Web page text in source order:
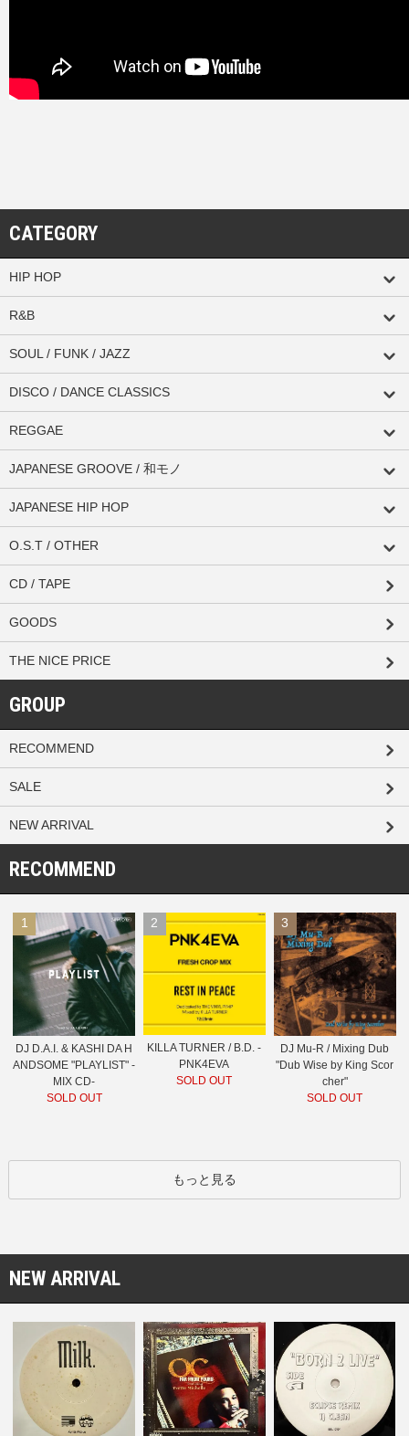
CATEGORY
HIP HOP
R&B
SOUL / FUNK / JAZZ
DISCO / DANCE CLASSICS
REGGAE
JAPANESE GROOVE / 和モノ
JAPANESE HIP HOP
O.S.T / OTHER
CD / TAPE
GOODS
THE NICE PRICE
GROUP
RECOMMEND
SALE
NEW ARRIVAL
RECOMMEND
1
DJ D.A.I. & KASHI DA H
ANDSOME "PLAYLIST" -
MIX CD-
SOLD OUT
2
KILLA TURNER / B.D. -
PNK4EVA
SOLD OUT
3
DJ Mu-R / Mixing Dub
"Dub Wise by King Scor
cher"
SOLD OUT
もっと見る
NEW ARRIVAL